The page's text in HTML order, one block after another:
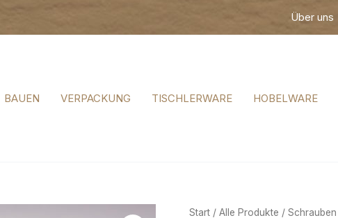
Über uns
BAUEN VERPACKUNG TISCHLERWARE HOBELWARE
Start / Alle Produkte / Schrauben
Schrauben